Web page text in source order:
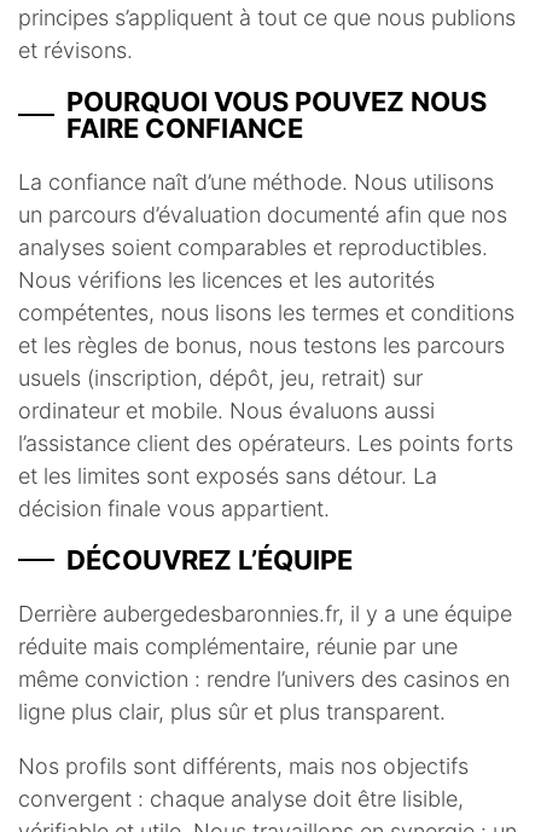
principes s’appliquent à tout ce que nous publions
et révisons.
POURQUOI VOUS POUVEZ NOUS
FAIRE CONFIANCE
La confiance naît d’une méthode. Nous utilisons
un parcours d’évaluation documenté afin que nos
analyses soient comparables et reproductibles.
Nous vérifions les licences et les autorités
compétentes, nous lisons les termes et conditions
et les règles de bonus, nous testons les parcours
usuels (inscription, dépôt, jeu, retrait) sur
ordinateur et mobile. Nous évaluons aussi
l’assistance client des opérateurs. Les points forts
et les limites sont exposés sans détour. La
décision finale vous appartient.
DÉCOUVREZ L’ÉQUIPE
Derrière aubergedesbaronnies.fr, il y a une équipe
réduite mais complémentaire, réunie par une
même conviction : rendre l’univers des casinos en
ligne plus clair, plus sûr et plus transparent.
Nos profils sont différents, mais nos objectifs
convergent : chaque analyse doit être lisible,